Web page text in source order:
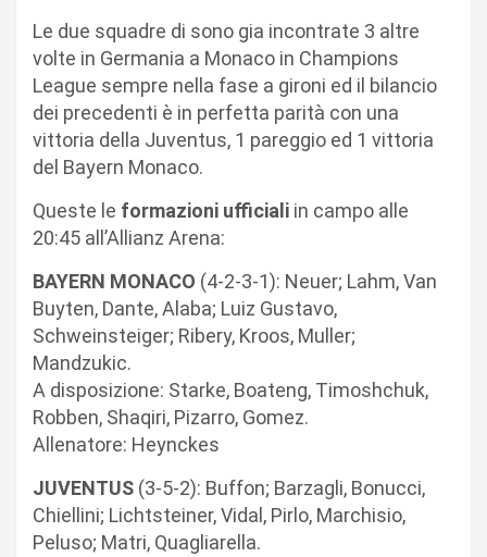
Le due squadre di sono gia incontrate 3 altre
volte in Germania a Monaco in Champions
League sempre nella fase a gironi ed il bilancio
dei precedenti è in perfetta parità con una
vittoria della Juventus, 1 pareggio ed 1 vittoria
del Bayern Monaco.
Queste le formazioni ufficiali in campo alle
20:45 all’Allianz Arena:
BAYERN MONACO (4-2-3-1): Neuer; Lahm, Van
Buyten, Dante, Alaba; Luiz Gustavo,
Schweinsteiger; Ribery, Kroos, Muller;
Mandzukic.
A disposizione: Starke, Boateng, Timoshchuk,
Robben, Shaqiri, Pizarro, Gomez.
Allenatore: Heynckes
JUVENTUS (3-5-2): Buffon; Barzagli, Bonucci,
Chiellini; Lichtsteiner, Vidal, Pirlo, Marchisio,
Peluso; Matri, Quagliarella.